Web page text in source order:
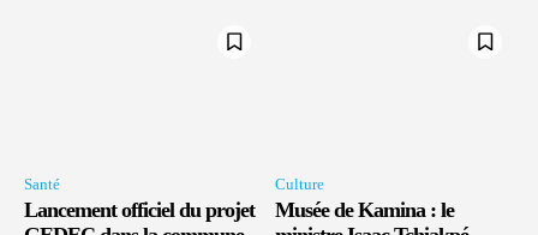
Santé
Lancement officiel du projet
Culture
Musée de Kamina : le